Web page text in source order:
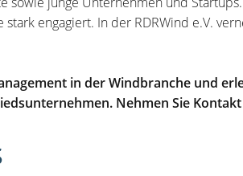
engagiert. In der RDRWind e.V.
in der Windbranche und
Nehmen Sie